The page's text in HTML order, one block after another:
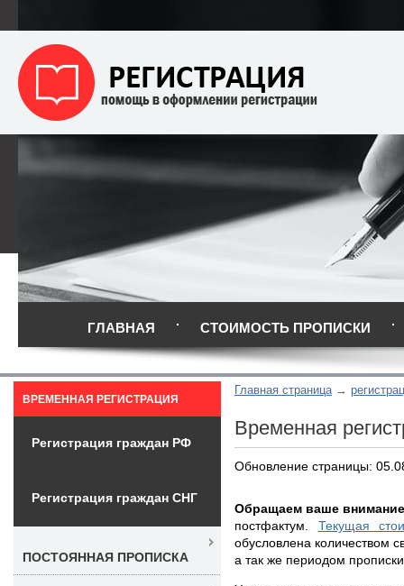
ГЛАВНАЯ СТОИМОСТЬ ПРОПИСКИ
Главная страница
Временная
Обновление страницы:
Обращаем ваше
постфактум. Текущая
обусловлена количеством
а так же периодом
ВРЕМЕННАЯ РЕГИСТРАЦИЯ
Регистрация граждан РФ
Регистрация граждан СНГ
ПОСТОЯННАЯ ПРОПИСКА